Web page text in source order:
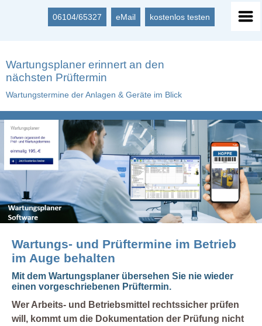
06104/65327 eMail kostenlos testen
Wartungsplaner erinnert an den
nächsten Prüftermin
Wartungstermine der Anlagen & Geräte im Blick
Wartungs- und Prüftermine im Betrieb
im Auge behalten
Mit dem Wartungsplaner übersehen Sie nie wieder
einen vorgeschriebenen Prüftermin.
Wer Arbeits- und Betriebsmittel rechtssicher prüfen
will, kommt um die Dokumentation der Prüfung nicht